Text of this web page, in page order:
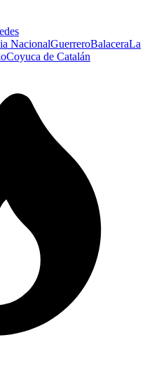
NacionalGuerreroBalaceraLa
Coyuca de Catalán